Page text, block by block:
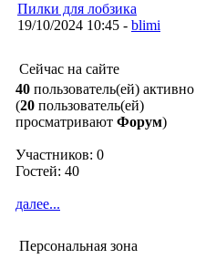
Пилки для лобзика
19/10/2024 10:45 - blimi
Сейчас на сайте
40 пользователь(ей) активно
(20 пользователь(ей)
просматривают Форум)
Участников: 0
Гостей: 40
далее...
Персональная зона